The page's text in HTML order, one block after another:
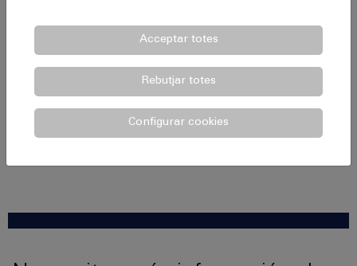
Aplicacions
Tratament absorbenten sales de màquines.
Absorció en interior de càmeres, envans i sostres.
Recubriment interior de conductes.
Acceptar totes
Rebutjar totes
Configurar cookies